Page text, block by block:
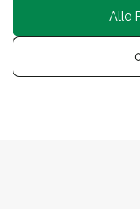
Alle